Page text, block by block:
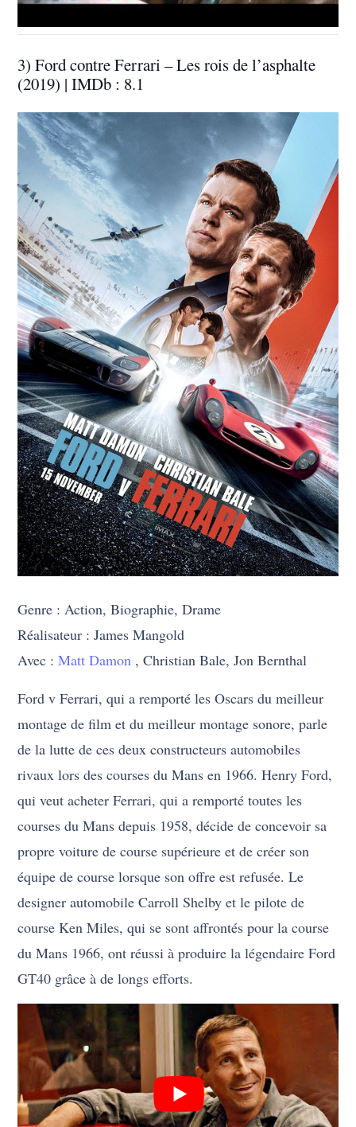
3) Ford contre Ferrari – Les rois de l’asphalte
(2019) | IMDb : 8.1
Genre : Action, Biographie, Drame
Réalisateur : James Mangold
Avec :Matt Damon , Christian Bale, Jon Bernthal
Ford v Ferrari, qui a remporté les Oscars du meilleur
montage de film et du meilleur montage sonore, parle
de la lutte de ces deux constructeurs automobiles
rivaux lors des courses du Mans en 1966. Henry Ford,
qui veut acheter Ferrari, qui a remporté toutes les
courses du Mans depuis 1958, décide de concevoir sa
propre voiture de course supérieure et de créer son
équipe de course lorsque son offre est refusée. Le
designer automobile Carroll Shelby et le pilote de
course Ken Miles, qui se sont affrontés pour la course
du Mans 1966, ont réussi à produire la légendaire Ford
GT40 grâce à de longs efforts.